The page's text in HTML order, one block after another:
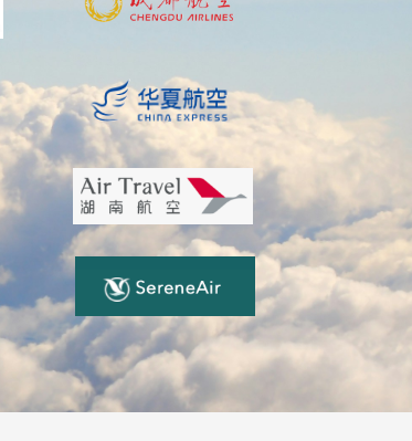
方科技大学等知名科研机构建立战略合
步提升。
为引领，不断提升产品性能与服务水
的合作伙伴。